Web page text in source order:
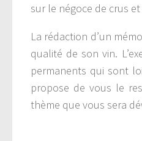
sur le négoce de crus
La rédaction d’un
qualité de son vin.
permanents qui sont
propose de vous le
thème que vous sera